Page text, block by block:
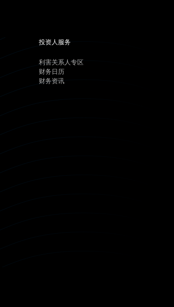
投资人服务
利害关系人专区
财务日历
财务资讯